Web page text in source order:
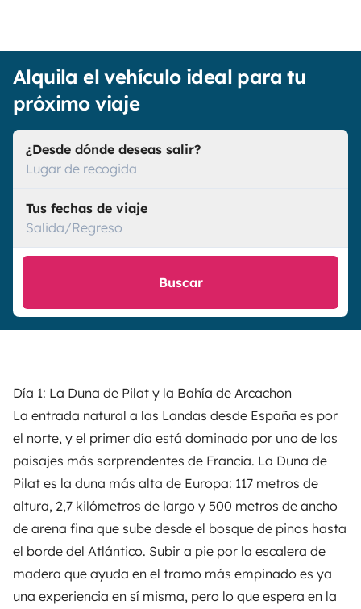
Alquila el vehículo ideal para tu
próximo viaje
¿Desde dónde deseas salir?
Lugar de recogida
Tus fechas de viaje
Salida/Regreso
Buscar
Día 1: La Duna de Pilat y la Bahía de Arcachon
La entrada natural a las Landas desde España es por
el norte, y el primer día está dominado por uno de los
paisajes más sorprendentes de Francia. La Duna de
Pilat es la duna más alta de Europa: 117 metros de
altura, 2,7 kilómetros de largo y 500 metros de ancho
de arena fina que sube desde el bosque de pinos hasta
el borde del Atlántico. Subir a pie por la escalera de
madera que ayuda en el tramo más empinado es ya
una experiencia en sí misma, pero lo que espera en la